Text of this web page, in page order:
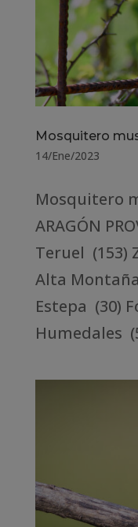
Mosquitero
14/Ene/2023
Mosquitero
ARAGÓN
Teruel (153)
Alta
Estepa (30)
Humedales